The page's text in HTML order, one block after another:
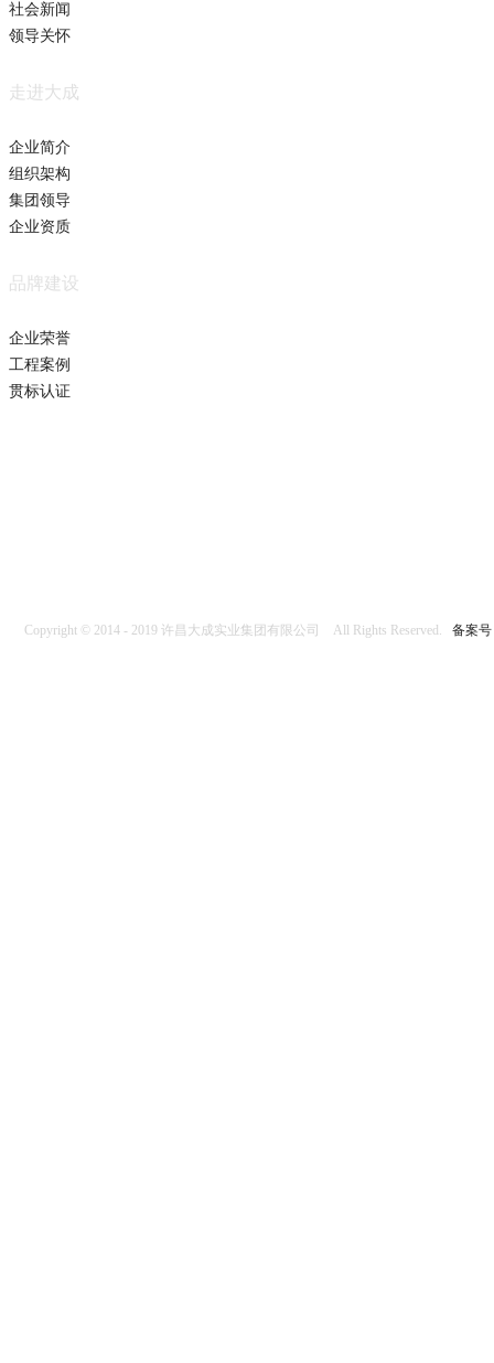
社会新闻
领导关怀
走进大成
企业简介
组织架构
集团领导
企业资质
品牌建设
企业荣誉
工程案例
贯标认证
Copyright © 2014 - 2019 许昌大成实业集团有限公司 All Rights Reserved. 备案号